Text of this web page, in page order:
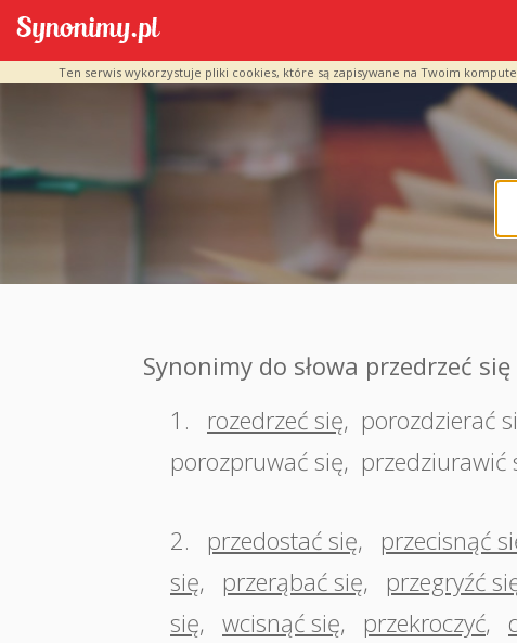
Ten serwis wykorzystuje pliki cookies, które są zapisywane na Twoim
Synonimy do słowa przedrzeć się
1.
rozedrzeć się, porozdzierać
porozpruwać się, przedziurawić
2. przedostać się, przecisnąć
się, przerąbać się, przegryźć
się, wcisnąć się, przekroczyć,